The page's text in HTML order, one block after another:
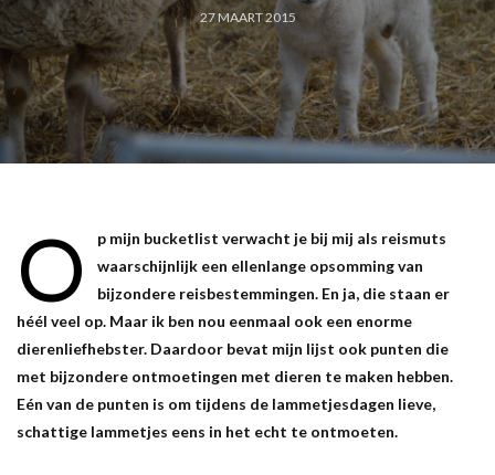
27 MAART 2015
O
p mijn bucketlist verwacht je bij mij als reismuts
waarschijnlijk een ellenlange opsomming van
bijzondere reisbestemmingen. En ja, die staan er
héél veel op. Maar ik ben nou eenmaal ook een enorme
dierenliefhebster. Daardoor bevat mijn lijst ook punten die
met bijzondere ontmoetingen met dieren te maken hebben.
Eén van de punten is om tijdens de lammetjesdagen lieve,
schattige lammetjes eens in het echt te ontmoeten.